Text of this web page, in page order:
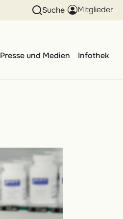
Suche
Mitglieder
Presse und Medien
Infothek